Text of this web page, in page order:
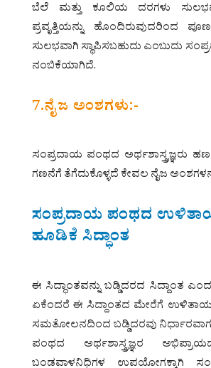
ಬೆಲೆ ಮತ್ತು ಕೂಲಿಯ ದರಗಳು
ಪ್ರವೃತ್ತಿಯನ್ನು ಹೊಂದಿರುವುದರಿಂದ
ಸುಲಭವಾಗಿ ಸ್ಥಾಪಿಸಬಹುದು ಎಂಬುದು
ನಂಬಿಕೆಯಾಗಿದೆ.
7.ನೈಜ ಅಂಶಗಳು:-
ಸಂಪ್ರದಾಯ ಪಂಥದ ಅರ್ಥಶಾಸ್ತ್ರಜ್ಞರು
ಗಣನೆಗೆ ತೆಗೆದುಕೊಳ್ಳದೆ ಕೇವಲ ನೈಜ
ಸಂಪ್ರದಾಯ ಪಂಥದ
ಹೂಡಿಕೆ ಸಿದ್ಧಾಂತ
ಈ ಸಿದ್ಧಾಂತವನ್ನು ಬಡ್ಡಿದರದ ಸಿದ್ದಾಂತ
ಏಕೆಂದರೆ ಈ ಸಿದ್ದಾಂತದ ಮೇರೆಗೆ ಉಳಿತಾಯ
ಸಮತೋಲನದಿಂದ ಬಡ್ಡಿದರವು
ಪಂಥದ ಅರ್ಥಶಾಸ್ತ್ರಜ್ಞರ